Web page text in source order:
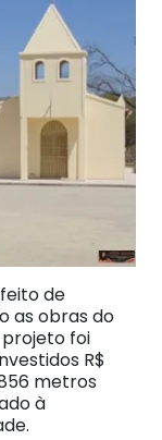
de
as obras do
projeto foi
R$
metros
à